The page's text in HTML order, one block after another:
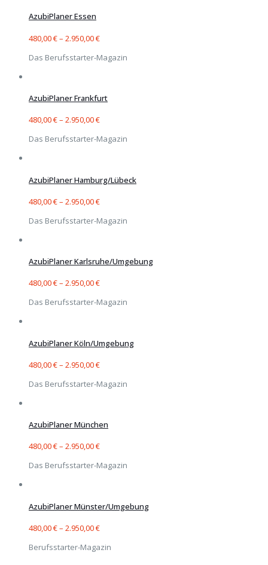
AzubiPlaner Essen
480,00€– 2.950,00€
Das Berufsstarter-Magazin
AzubiPlaner Frankfurt
480,00€– 2.950,00€
Das Berufsstarter-Magazin
AzubiPlaner Hamburg/Lübeck
480,00€– 2.950,00€
Das Berufsstarter-Magazin
AzubiPlaner Karlsruhe/Umgebung
480,00€– 2.950,00€
Das Berufsstarter-Magazin
AzubiPlaner Köln/Umgebung
480,00€– 2.950,00€
Das Berufsstarter-Magazin
AzubiPlaner München
480,00€– 2.950,00€
Das Berufsstarter-Magazin
AzubiPlaner Münster/Umgebung
480,00€– 2.950,00€
Berufsstarter-Magazin